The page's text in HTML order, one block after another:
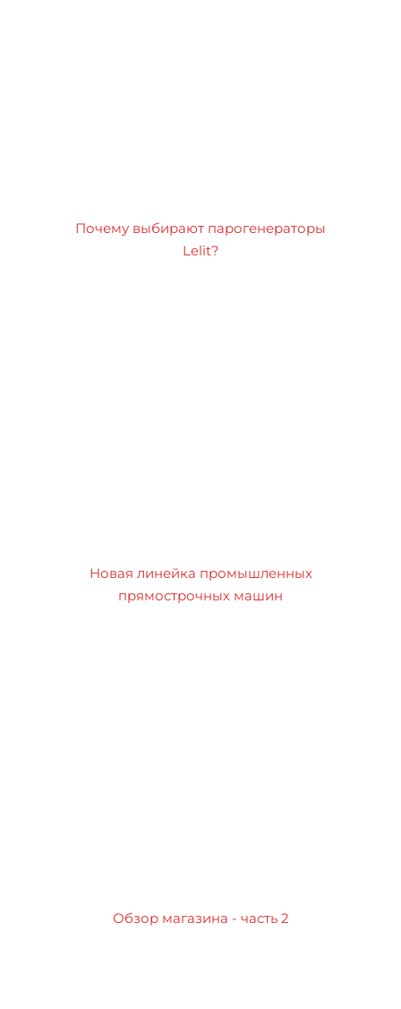
Почему выбирают парогенераторы
Lelit?
Новая линейка промышленных
прямострочных машин
Обзор магазина - часть 2